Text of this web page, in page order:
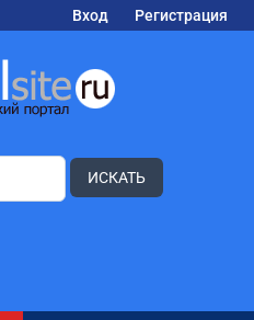
Вход Регистрация
ИСКАТЬ